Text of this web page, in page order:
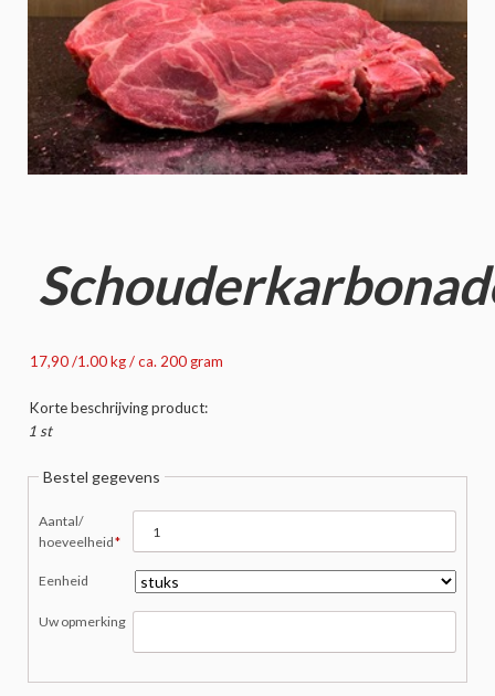
17,90 /1.00 kg / ca. 200 gram
Korte beschrijving product:
1 st
Bestel gegevens
Verplicht
veld
Aantal/
hoeveelheid*
Eenheid
Uw opmerking